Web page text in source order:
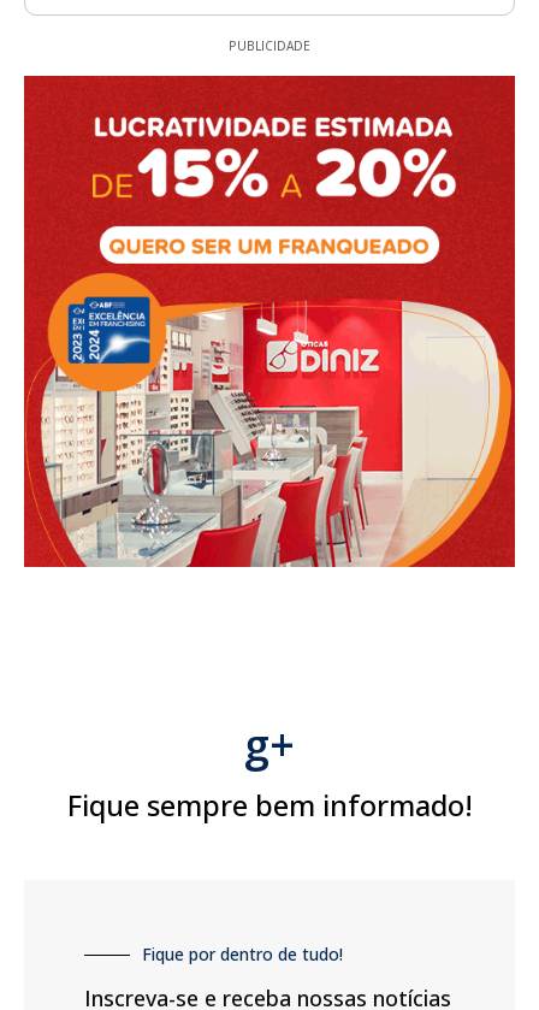
PUBLICIDADE
g+
Fique sempre bem informado!
Fique por dentro de tudo!
Inscreva-se e receba nossas notícias